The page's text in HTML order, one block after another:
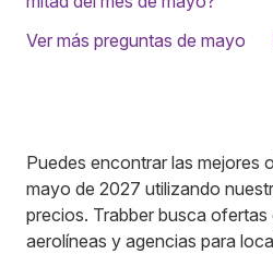
Ver más preguntas de mayo
Puedes encontrar las mejores
mayo de 2027 utilizando
precios. Trabber busca ofertas
aerolíneas y agencias para